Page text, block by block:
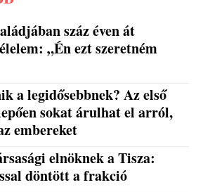
száz éven át
„Én ezt szeretném
a legidősebbnek? Az első
sokat árulhat el arról,
embereket
elnöknek a Tisza:
döntött a frakció